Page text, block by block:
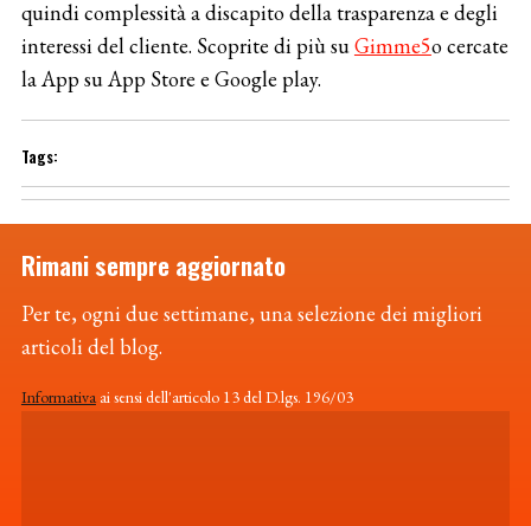
quindi complessità a discapito della trasparenza e degli
interessi del cliente. Scoprite di più suGimme5o cercate
la App su App Store e Google play.
Rimani sempre aggiornato
Per te, ogni due settimane, una selezione dei migliori
articoli del blog.
Informativaai sensi dell'articolo 13 del D.lgs. 196/03